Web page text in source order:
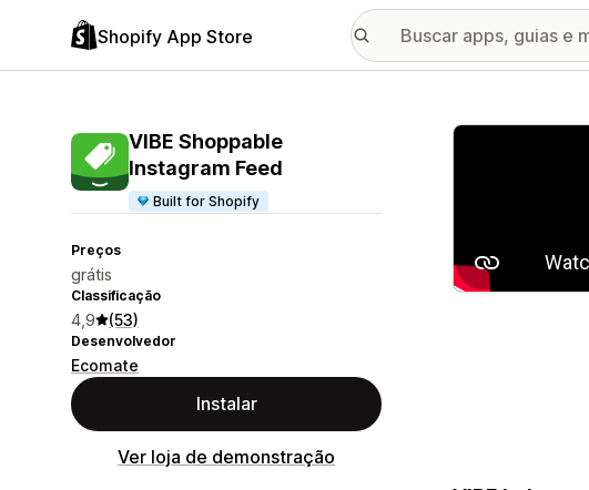
Shopify App Store
VIBE Shoppable
Instagram Feed
Built for Shopify
Preços
grátis
Classificação
4,9 (53)
Desenvolvedor
Ecomate
Instalar
Ver loja de demonstração
Galeria de